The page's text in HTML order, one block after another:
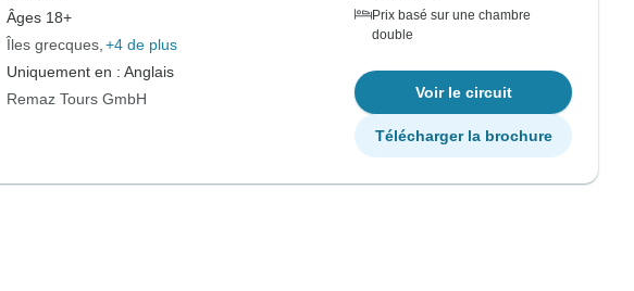
Âges 18+
Îles grecques +4 de plus
Uniquement en : Anglais
Remaz Tours GmbH
Prix basé sur une chambre
double
Voir le circuit
Télécharger la brochure